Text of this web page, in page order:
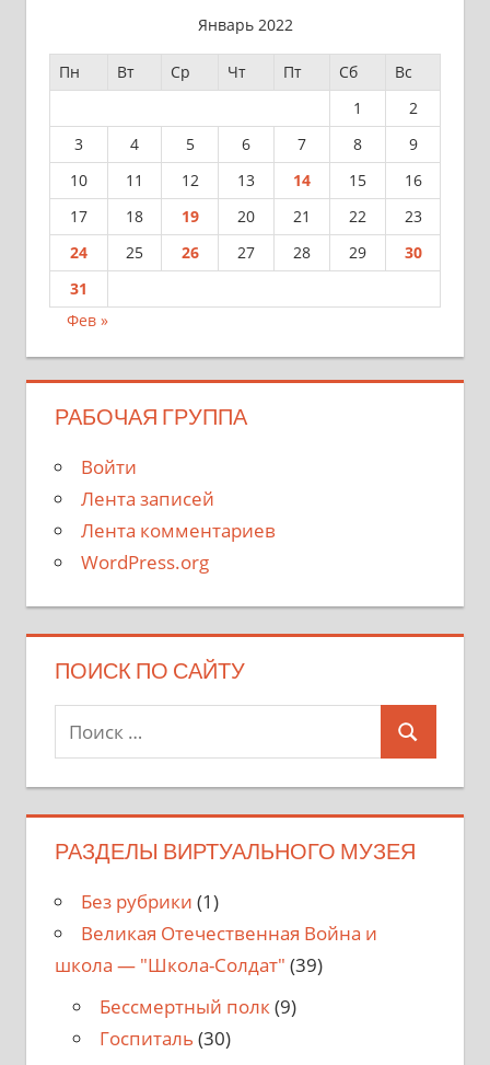
Январь 2022
Пн Вт Ср Чт Пт Сб
Вс
1
2
3
4 5 6 7 8
9
10
11 12 13 14 15
16
17
18 19 20 21 22
23
24
25 26 27 28 29
30
31
Фев »
РАБОЧАЯ ГРУППА
Войти
Лента записей
Лента комментариев
WordPress.org
ПОИСК ПО САЙТУ
Поиск
для:
Поиск
РАЗДЕЛЫ ВИРТУАЛЬНОГО МУЗЕЯ
Без рубрики (1)
Великая Отечественная Война и
школа — "Школа-Солдат" (39)
Бессмертный полк(9)
Госпиталь (30)